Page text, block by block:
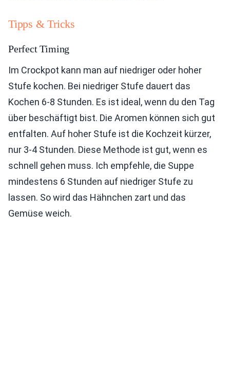
Tipps & Tricks
Perfect Timing
Im Crockpot kann man auf niedriger oder hoher
Stufe kochen. Bei niedriger Stufe dauert das
Kochen 6-8 Stunden. Es ist ideal, wenn du den Tag
über beschäftigt bist. Die Aromen können sich gut
entfalten. Auf hoher Stufe ist die Kochzeit kürzer,
nur 3-4 Stunden. Diese Methode ist gut, wenn es
schnell gehen muss. Ich empfehle, die Suppe
mindestens 6 Stunden auf niedriger Stufe zu
lassen. So wird das Hähnchen zart und das
Gemüse weich.